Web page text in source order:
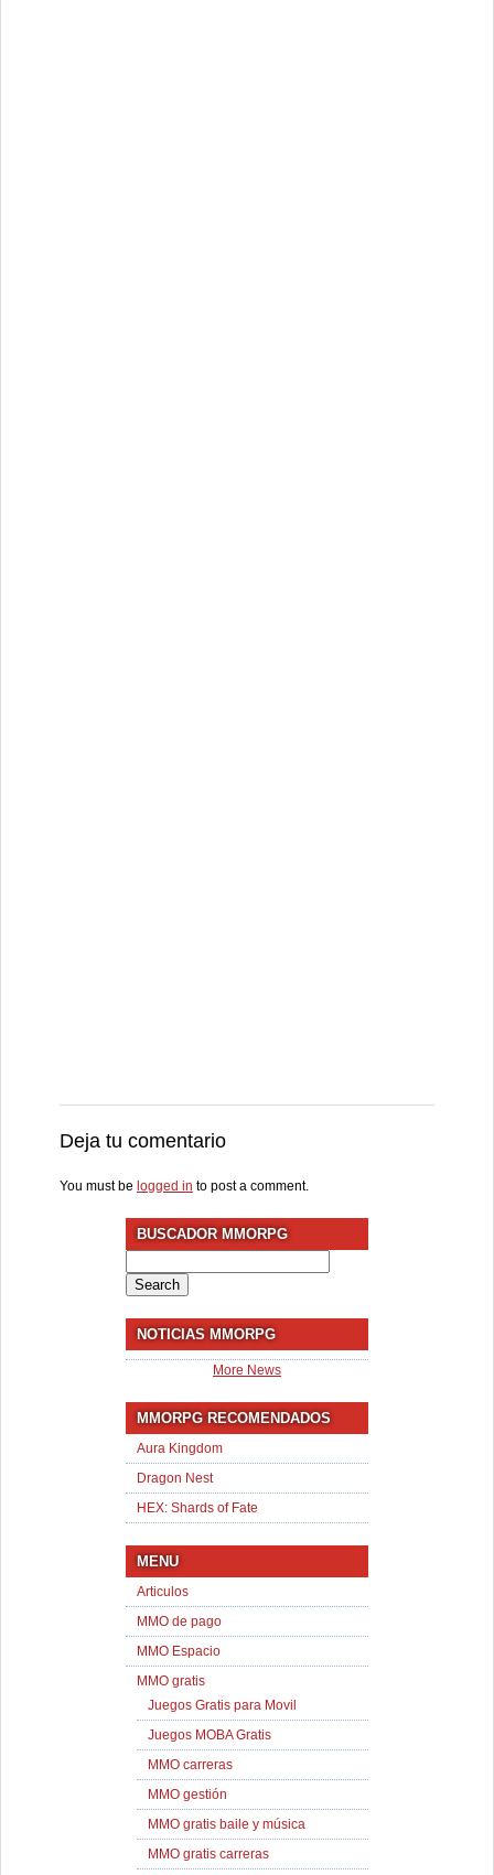
Deja tu comentario
You must be logged in to post a comment.
BUSCADOR MMORPG
for:
NOTICIAS MMORPG
More News
MMORPG RECOMENDADOS
Aura Kingdom
Dragon Nest
HEX: Shards of Fate
MENU
Articulos
MMO de pago
MMO Espacio
MMO gratis
Juegos Gratis para Movil
Juegos MOBA Gratis
MMO carreras
MMO gestión
MMO gratis baile y música
MMO gratis carreras